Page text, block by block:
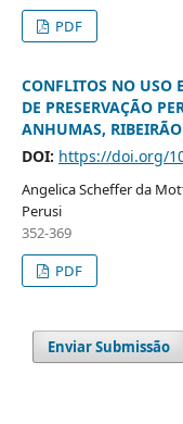
PDF
CONFLITOS NO USO
DE PRESERVAÇÃO
ANHUMAS,
DOI: https://doi.org/
Angelica Scheffer da
Perusi
352-369
PDF
Enviar Submissão